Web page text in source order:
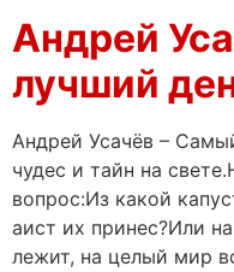
Андрей
лучший
Андрей Усачёв –
чудес и тайн на
вопрос:Из какой
аист их принес?Или
лежит, на целый мир